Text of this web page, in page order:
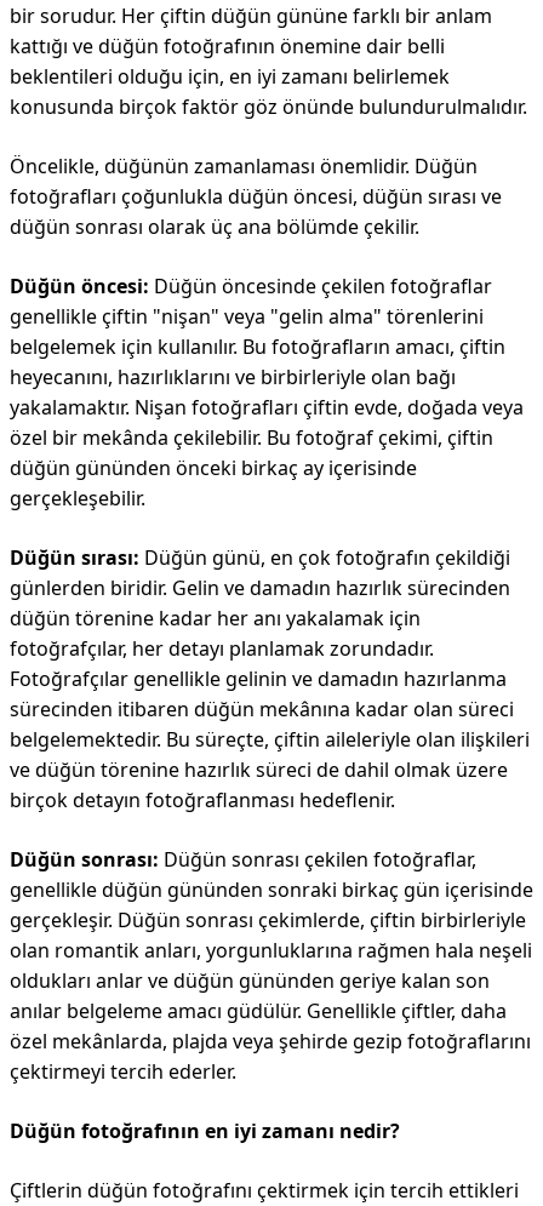
bir sorudur. Her çiftin düğün gününe farklı bir anlam
kattığı ve düğün fotoğrafının önemine dair belli
beklentileri olduğu için, en iyi zamanı belirlemek
konusunda birçok faktör göz önünde bulundurulmalıdır.
Öncelikle, düğünün zamanlaması önemlidir. Düğün
fotoğrafları çoğunlukla düğün öncesi, düğün sırası ve
düğün sonrası olarak üç ana bölümde çekilir.
Düğün öncesi: Düğün öncesinde çekilen fotoğraflar
genellikle çiftin "nişan" veya "gelin alma" törenlerini
belgelemek için kullanılır. Bu fotoğrafların amacı, çiftin
heyecanını, hazırlıklarını ve birbirleriyle olan bağı
yakalamaktır. Nişan fotoğrafları çiftin evde, doğada veya
özel bir mekânda çekilebilir. Bu fotoğraf çekimi, çiftin
düğün gününden önceki birkaç ay içerisinde
gerçekleşebilir.
Düğün sırası: Düğün günü, en çok fotoğrafın çekildiği
günlerden biridir. Gelin ve damadın hazırlık sürecinden
düğün törenine kadar her anı yakalamak için
fotoğrafçılar, her detayı planlamak zorundadır.
Fotoğrafçılar genellikle gelinin ve damadın hazırlanma
sürecinden itibaren düğün mekânına kadar olan süreci
belgelemektedir. Bu süreçte, çiftin aileleriyle olan ilişkileri
ve düğün törenine hazırlık süreci de dahil olmak üzere
birçok detayın fotoğraflanması hedeflenir.
Düğün sonrası: Düğün sonrası çekilen fotoğraflar,
genellikle düğün gününden sonraki birkaç gün içerisinde
gerçekleşir. Düğün sonrası çekimlerde, çiftin birbirleriyle
olan romantik anları, yorgunluklarına rağmen hala neşeli
oldukları anlar ve düğün gününden geriye kalan son
anılar belgeleme amacı güdülür. Genellikle çiftler, daha
özel mekânlarda, plajda veya şehirde gezip fotoğraflarını
çektirmeyi tercih ederler.
Düğün fotoğrafının en iyi zamanı nedir?
Çiftlerin düğün fotoğrafını çektirmek için tercih ettikleri